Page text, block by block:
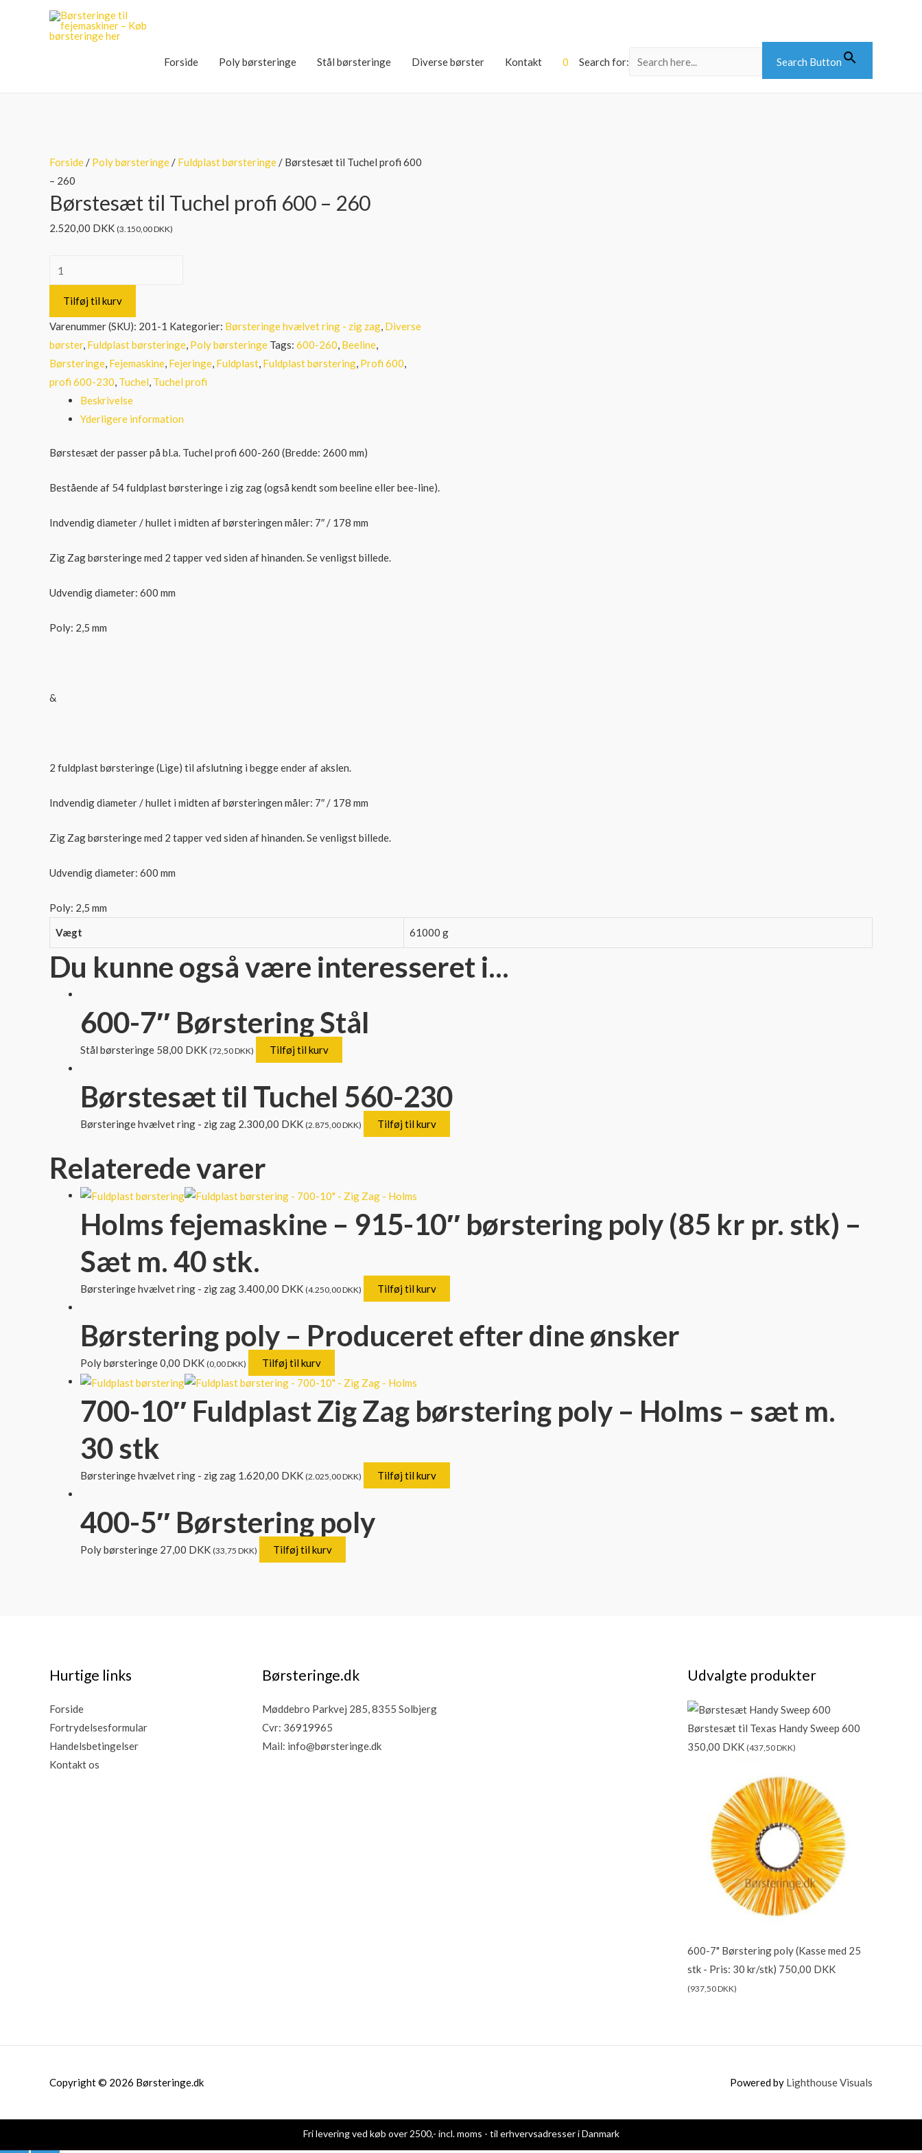
Forside Poly børsteringe Stål børsteringe Diverse børster Kontakt 0 Search for: Search Button
Forside/ Poly børsteringe/ Fuldplast børsteringe/ Børstesæt til Tuchel profi 600
– 260
Børstesæt til Tuchel profi 600 – 260
2.520,00 DKK (3.150,00DKK)
til
Tuchel
profi
Tilføj til kurv
Varenummer (SKU): 201-1 Kategorier: Børsteringe hvælvet ring - zig zag, Diverse
børster, Fuldplast børsteringe, Poly børsteringe Tags: 600-260, Beeline,
Børsteringe, Fejemaskine, Fejeringe, Fuldplast, Fuldplast børstering, Profi 600,
profi 600-230, Tuchel, Tuchel profi
Beskrivelse
Yderligere information
Børstesæt der passer på bl.a. Tuchel profi 600-260 (Bredde: 2600 mm)
Bestående af 54 fuldplast børsteringe i zig zag (også kendt som beeline eller bee-line).
Indvendig diameter / hullet i midten af børsteringen måler: 7″ / 178 mm
Zig Zag børsteringe med 2 tapper ved siden af hinanden. Se venligst billede.
Udvendig diameter: 600 mm
Poly: 2,5 mm
&
2 fuldplast børsteringe (Lige) til afslutning i begge ender af akslen.
Indvendig diameter / hullet i midten af børsteringen måler: 7″ / 178 mm
Zig Zag børsteringe med 2 tapper ved siden af hinanden. Se venligst billede.
Udvendig diameter: 600 mm
Poly: 2,5 mm
Vægt
61000 g
Du kunne også være interesseret i...
600-7″ Børstering Stål
Stål børsteringe 58,00 DKK (72,50DKK) Tilføj til kurv
Børstesæt til Tuchel 560-230
Børsteringe hvælvet ring - zig zag 2.300,00 DKK (2.875,00DKK) Tilføj til kurv
Relaterede varer
Holms fejemaskine – 915-10″ børstering poly (85 kr pr. stk) –
Sæt m. 40 stk.
Børsteringe hvælvet ring - zig zag 3.400,00 DKK (4.250,00DKK) Tilføj til kurv
Børstering poly – Produceret efter dine ønsker
Poly børsteringe0,00 DKK (0,00DKK) Tilføj til kurv
700-10″ Fuldplast Zig Zag børstering poly – Holms – sæt m.
30 stk
Børsteringe hvælvet ring - zig zag 1.620,00 DKK (2.025,00DKK) Tilføj til kurv
400-5″ Børstering poly
Poly børsteringe 27,00 DKK (33,75 DKK) Tilføj til kurv
Hurtige links
Forside
Fortrydelsesformular
Handelsbetingelser
Kontakt os
Børsteringe.dk
Møddebro Parkvej 285, 8355 Solbjerg
Cvr: 36919965
Mail: info@børsteringe.dk
Udvalgte produkter
Børstesæt til Texas Handy Sweep 600
350,00 DKK (437,50DKK)
600-7" Børstering poly (Kasse med 25
stk - Pris: 30 kr/stk) 750,00 DKK
(937,50DKK)
Copyright © 2026 Børsteringe.dk Powered by Lighthouse Visuals
Fri levering ved køb over 2500,- incl. moms - til erhvervsadresser i Danmark